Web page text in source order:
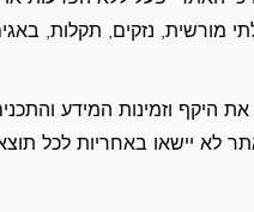
מורשית, נזקים, תקלות,
היקף וזמינות המידע
לא יישאו באחריות לכל